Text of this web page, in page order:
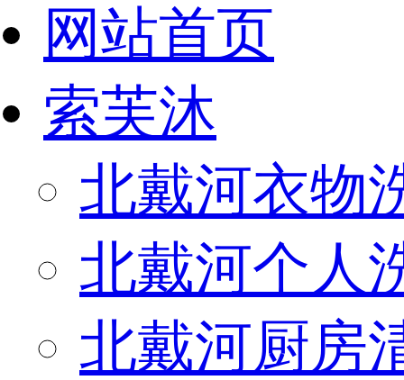
网站首页
索芙沐
北戴河衣物
北戴河个人
北戴河厨房